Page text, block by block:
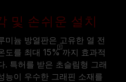
및 손쉬운 설치
미늄 방열판은 고유한 열 전
도를 최대 15%까지 효과적
. 특허를 받은 초슬림형 그래
능이 우수한 그래핀 소재를